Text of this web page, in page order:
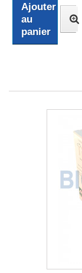
Ajouter
au
panier